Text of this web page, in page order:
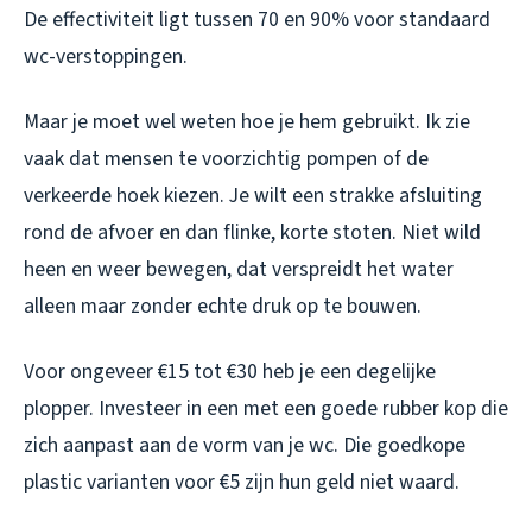
De effectiviteit ligt tussen 70 en 90% voor standaard
wc-verstoppingen.
Maar je moet wel weten hoe je hem gebruikt. Ik zie
vaak dat mensen te voorzichtig pompen of de
verkeerde hoek kiezen. Je wilt een strakke afsluiting
rond de afvoer en dan flinke, korte stoten. Niet wild
heen en weer bewegen, dat verspreidt het water
alleen maar zonder echte druk op te bouwen.
Voor ongeveer €15 tot €30 heb je een degelijke
plopper. Investeer in een met een goede rubber kop die
zich aanpast aan de vorm van je wc. Die goedkope
plastic varianten voor €5 zijn hun geld niet waard.